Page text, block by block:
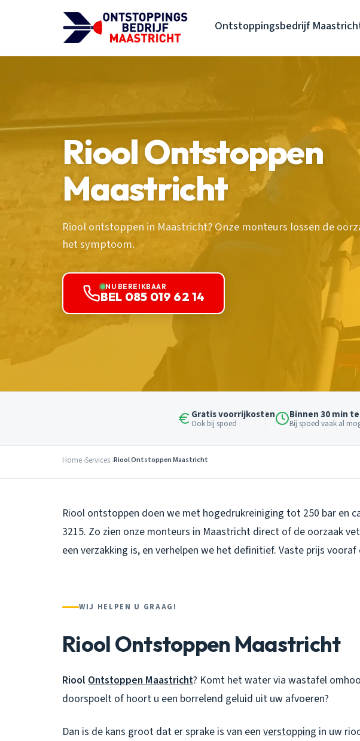
Ontstoppingsbedrijf
Riool Ontstoppen
Maastricht
Riool ontstoppen in Maastricht? Onze monteurs lossen de
het symptoom.
NU BEREIKBAAR
BEL 085 019 62 14
Gratis voorrijkosten
Ook bij spoed
Binnen 30 min
Bij spoed vaak al
Home Services Riool Ontstoppen Maastricht
Riool ontstoppen doen we met hogedrukreiniging tot 250 bar en
3215. Zo zien onze monteurs in Maastricht direct of de oorzaak
een verzakking is, en verhelpen we het definitief. Vaste prijs
WIJ HELPEN U GRAAG!
Riool Ontstoppen Maastricht
Riool Ontstoppen Maastricht? Komt het water via wastafel
doorspoelt of hoort u een borrelend geluid uit uw afvoeren?
Dan is de kans groot dat er sprake is van een verstopping in uw